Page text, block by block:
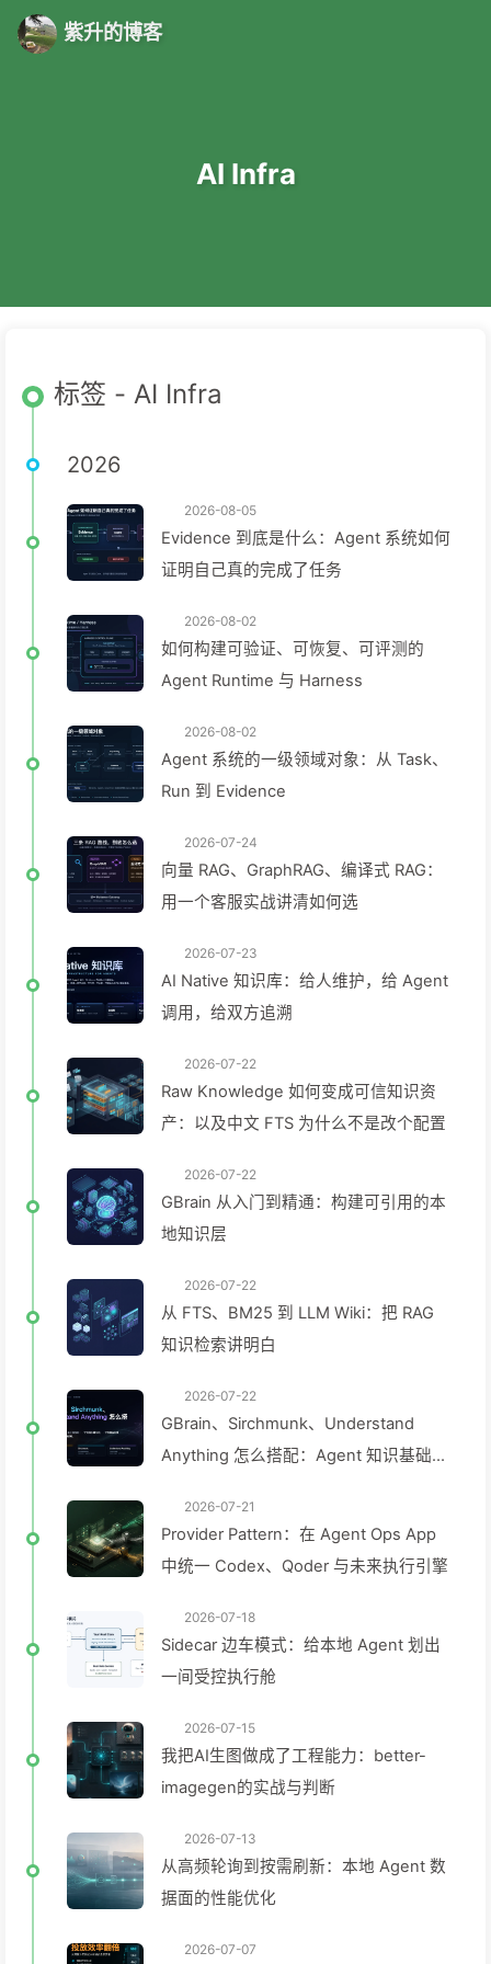
紫升的博客
AI Infra
标签 - AI Infra
2026
2026-08-05
Evidence 到底是什么：Agent 系统如何
证明自己真的完成了任务
2026-08-02
如何构建可验证、可恢复、可评测的
Agent Runtime 与 Harness
2026-08-02
Agent 系统的一级领域对象：从 Task、
Run 到 Evidence
2026-07-24
向量 RAG、GraphRAG、编译式 RAG：
用一个客服实战讲清如何选
2026-07-23
AI Native 知识库：给人维护，给 Agent
调用，给双方追溯
2026-07-22
Raw Knowledge 如何变成可信知识资
产：以及中文 FTS 为什么不是改个配置
2026-07-22
GBrain 从入门到精通：构建可引用的本
地知识层
2026-07-22
从 FTS、BM25 到 LLM Wiki：把 RAG
知识检索讲明白
2026-07-22
GBrain、Sirchmunk、Understand
Anything 怎么搭配：Agent 知识基础设
2026-07-21
Provider Pattern：在 Agent Ops App
中统一 Codex、Qoder 与未来执行引擎
2026-07-18
Sidecar 边车模式：给本地 Agent 划出
一间受控执行舱
2026-07-15
我把AI生图做成了工程能力：better-
imagegen的实战与判断
2026-07-13
从高频轮询到按需刷新：本地 Agent 数
据面的性能优化
2026-07-07